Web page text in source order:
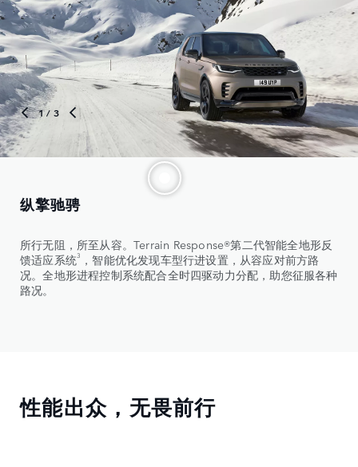
1/ 3
纵擎驰骋
所行无阻，所至从容。Terrain Response®第二代智能全地形反
馈适应系统3
，智能优化发现车型行进设置，从容应对前方路
况。全地形进程控制系统配合全时四驱动力分配，助您征服各种
路况。
性能出众，无畏前行